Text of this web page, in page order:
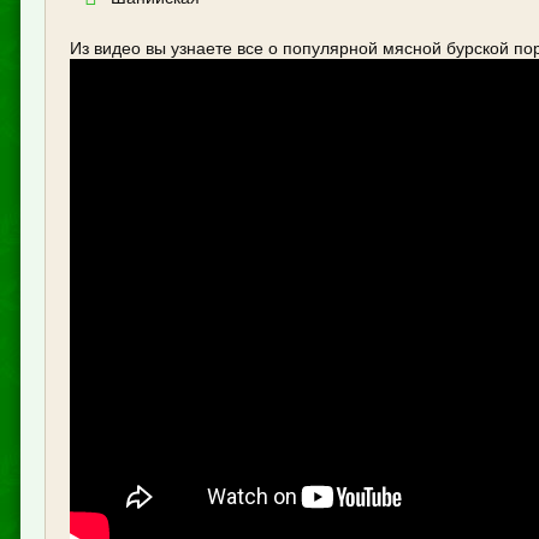
Из видео вы узнаете все о популярной мясной бурской